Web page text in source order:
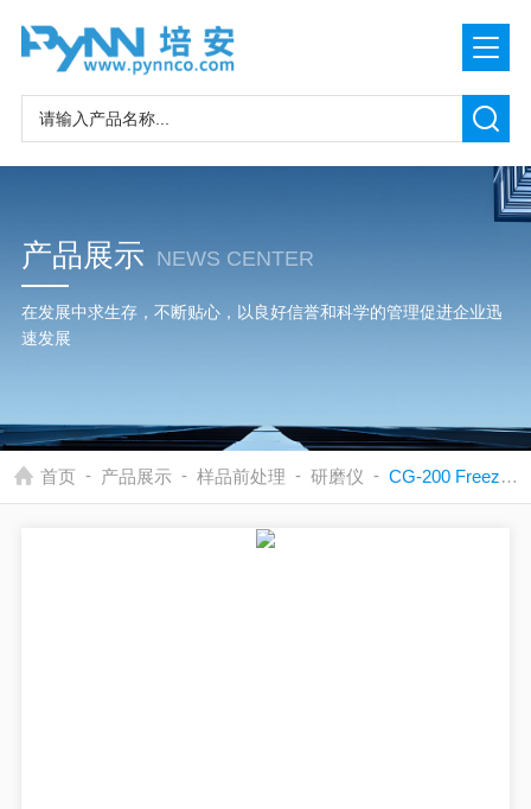
产品展示 NEWS CENTER
在发展中求生存，不断贴心，以良好信誉和科学的管理促进企业迅
速发展
首页 - 产品展示 - 样品前处理 - 研磨仪 - CG-200 Freezer millSPEX 6775 液氮冷冻研磨仪